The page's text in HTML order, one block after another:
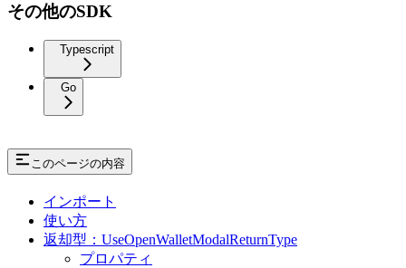
その他のSDK
Typescript
Go
このページの内容
インポート
使い方
返却型：UseOpenWalletModalReturnType
プロパティ